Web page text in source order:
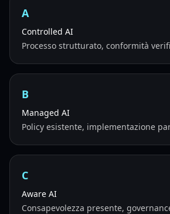
A
Controlled AI
Processo strutturato, conformità
B
Managed AI
Policy esistente, implementazione
C
Aware AI
Consapevolezza presente,